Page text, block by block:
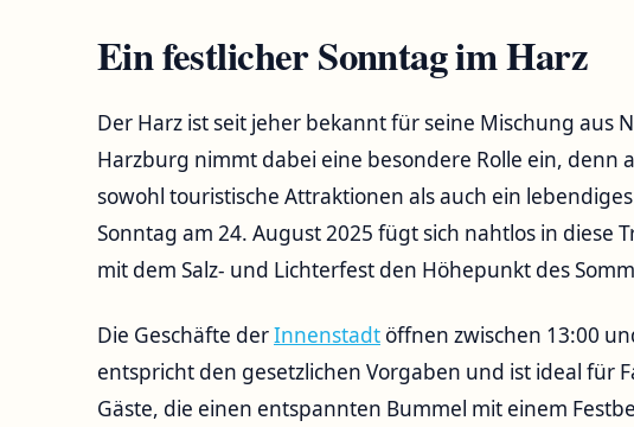
Ein festlicher Sonntag im Harz
Der Harz ist seit jeher bekannt für seine Mischung aus
Harzburg nimmt dabei eine besondere Rolle ein, denn
sowohl touristische Attraktionen als auch ein
Sonntag am 24. August 2025 fügt sich nahtlos in diese
mit dem Salz- und Lichterfest den Höhepunkt des
Die Geschäfte derInnenstadt öffnen zwischen 13:00
entspricht den gesetzlichen Vorgaben und ist ideal für
Gäste, die einen entspannten Bummel mit einem